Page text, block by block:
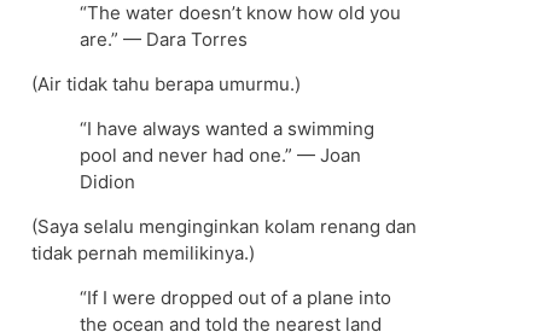
“The water doesn’t know how old you
are.” — Dara Torres
(Air tidak tahu berapa umurmu.)
“I have always wanted a swimming
pool and never had one.” — Joan
Didion
(Saya selalu menginginkan kolam renang dan
tidak pernah memilikinya.)
“If I were dropped out of a plane into
the ocean and told the nearest land